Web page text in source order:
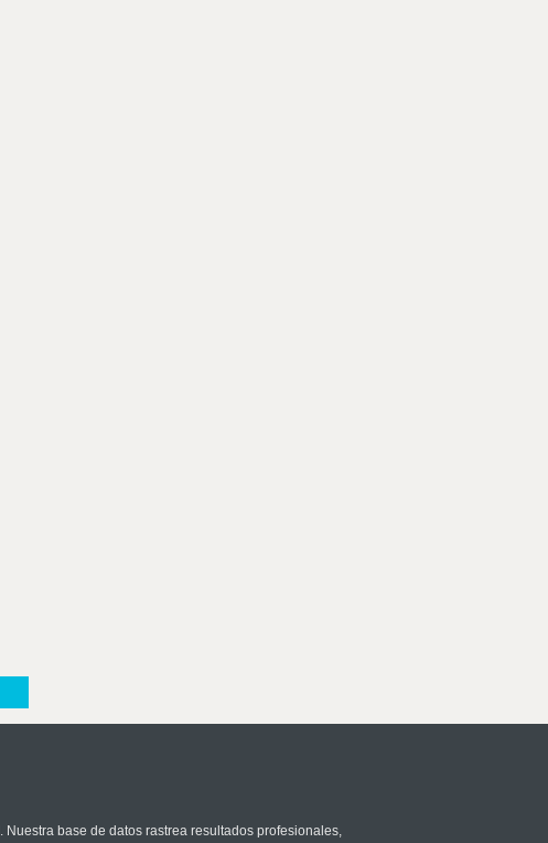
. Nuestra base de datos rastrea resultados profesionales,